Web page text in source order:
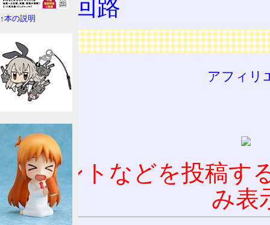
AGC回路
広告
アフィリ
コメントなどを投稿す
み表
↑本の説明